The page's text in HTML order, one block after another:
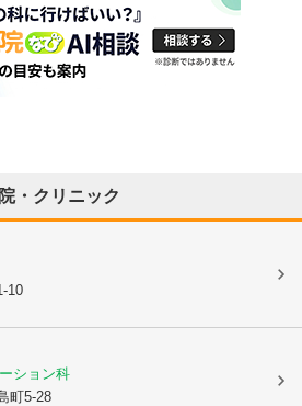
・クリニック
10
ション科
町5-28